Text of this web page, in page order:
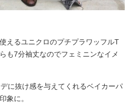
えるユニクロのプチプラワッフルT
も7分袖丈なのでフェミニンなイメ
に抜け感を与えてくれるベイカーパ
象に。